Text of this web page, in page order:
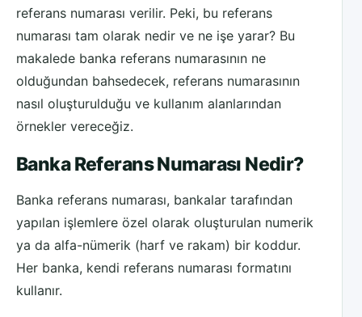
referans numarası verilir. Peki, bu referans
numarası tam olarak nedir ve ne işe yarar? Bu
makalede banka referans numarasının ne
olduğundan bahsedecek, referans numarasının
nasıl oluşturulduğu ve kullanım alanlarından
örnekler vereceğiz.
Banka Referans Numarası Nedir?
Banka referans numarası, bankalar tarafından
yapılan işlemlere özel olarak oluşturulan numerik
ya da alfa-nümerik (harf ve rakam) bir koddur.
Her banka, kendi referans numarası formatını
kullanır.